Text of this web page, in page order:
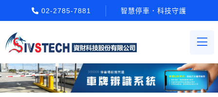
02-2785-7881 智慧停車．科技守護